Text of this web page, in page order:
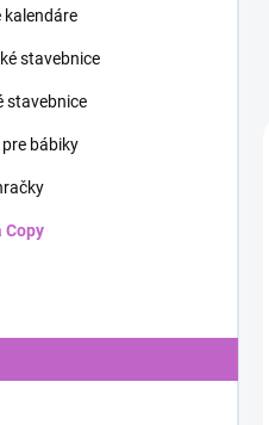
kalendáre
stavebnice
stavebnice
bábiky
Copy